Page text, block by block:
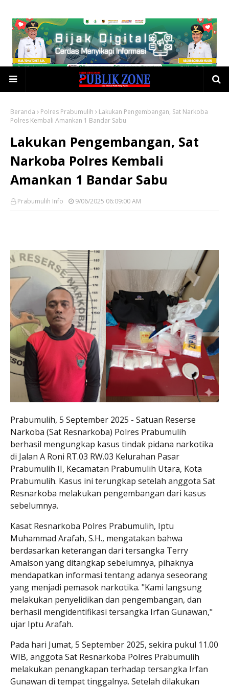
Beranda Polres Prabumulih
Lakukan Pengembangan, Sat Narkoba
Polres Kembali Amankan 1 Bandar Sabu
Lakukan Pengembangan, Sat
Narkoba Polres Kembali
Amankan 1 Bandar Sabu
Prabumulih Info 9/06/2025 06:09:00 AM
Prabumulih, 5 September 2025 - Satuan Reserse
Narkoba (Sat Resnarkoba) Polres Prabumulih
berhasil mengungkap kasus tindak pidana narkotika
di Jalan A Roni RT.03 RW.03 Kelurahan Pasar
Prabumulih II, Kecamatan Prabumulih Utara, Kota
Prabumulih. Kasus ini terungkap setelah anggota Sat
Resnarkoba melakukan pengembangan dari kasus
sebelumnya.
Kasat Resnarkoba Polres Prabumulih, Iptu
Muhammad Arafah, S.H., mengatakan bahwa
berdasarkan keterangan dari tersangka Terry
Amalson yang ditangkap sebelumnya, pihaknya
mendapatkan informasi tentang adanya seseorang
yang menjadi pemasok narkotika. "Kami langsung
melakukan penyelidikan dan pengembangan, dan
berhasil mengidentifikasi tersangka Irfan Gunawan,"
ujar Iptu Arafah.
Pada hari Jumat, 5 September 2025, sekira pukul 11.00
WIB, anggota Sat Resnarkoba Polres Prabumulih
melakukan penangkapan terhadap tersangka Irfan
Gunawan di tempat tinggalnya. Setelah dilakukan